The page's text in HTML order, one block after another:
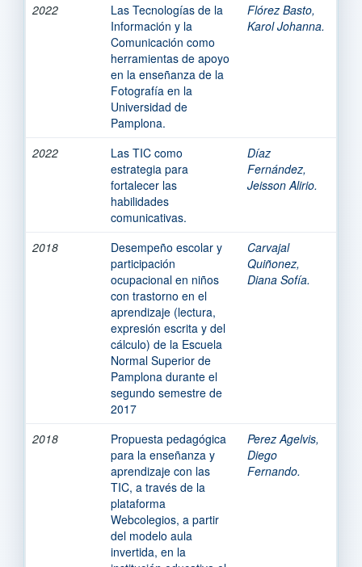
2022
Las Tecnologías de la
Información y la
Comunicación como
herramientas de apoyo
en la enseñanza de la
Fotografía en la
Universidad de
Pamplona.
Flórez Basto,
Karol Johanna.
2022
Las TIC como
estrategia para
fortalecer las
habilidades
comunicativas.
Díaz
Fernández,
Jeisson Alirio.
2018
Desempeño escolar y
participación
ocupacional en niños
con trastorno en el
aprendizaje (lectura,
expresión escrita y del
cálculo) de la Escuela
Normal Superior de
Pamplona durante el
segundo semestre de
2017
Carvajal
Quiñonez,
Diana Sofía.
2018
Propuesta pedagógica
para la enseñanza y
aprendizaje con las
TIC, a través de la
plataforma
Webcolegios, a partir
del modelo aula
invertida, en la
Perez Agelvis,
Diego
Fernando.